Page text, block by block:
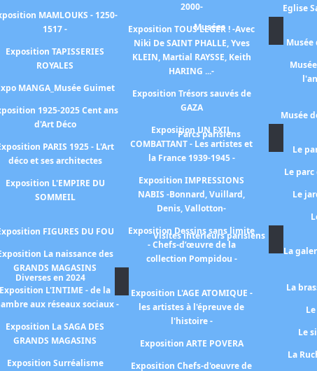
MAMLOUKS - 1250-
1517 -
Exposition TAPISSERIES
ROYALES
MANGA_Musée Guimet
1925-2025 Cent ans
d'Art Déco
PARIS 1925 - L'Art
déco et ses architectes
Exposition L'EMPIRE DU
SOMMEIL
FIGURES DU FOU
La naissance des
GRANDS MAGASINS
Exposition L'INTIME - de la
aux réseaux sociaux -
Exposition La SAGA DES
GRANDS MAGASINS
Exposition Surréalisme
2000-
Exposition TOUS LEGER ! -Avec
Niki De SAINT PHALLE, Yves
KLEIN, Martial RAYSSE, Keith
HARING ...-
Exposition Trésors sauvés de
GAZA
Exposition UN EXIL
COMBATTANT - Les artistes et
la France 1939-1945 -
Exposition IMPRESSIONS
NABIS -Bonnard, Vuillard,
Denis, Vallotton-
Exposition Dessins sans limite
- Chefs-d’œuvre de la
collection Pompidou -
Diverses en 2024
Exposition L'AGE ATOMIQUE -
les artistes à l'épreuve de
l'histoire -
Exposition ARTE POVERA
Exposition Chefs-d'oeuvre de
Eglise
Musées
Musée
Musée
Parcs parisiens
Le
Le
Le
Visites intérieurs parisiens
La
La
Le
La